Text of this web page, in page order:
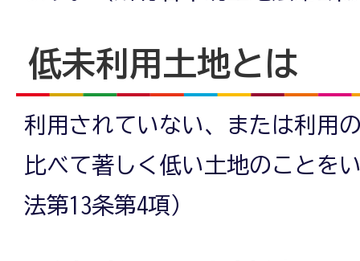
低未利用土地とは
利用されていない、または利用
比べて著しく低い土地のことを
法第13条第4項）